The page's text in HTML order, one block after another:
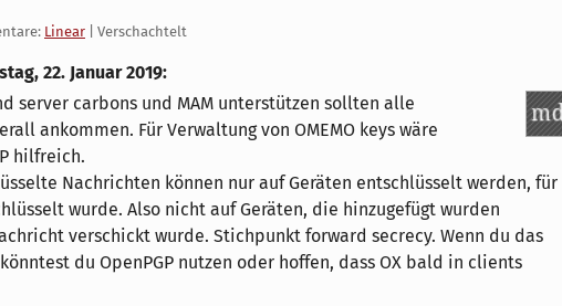
Linear | Verschachtelt
22. Januar 2019:
server carbons und MAM unterstützen sollten alle
ankommen. Für Verwaltung von OMEMO keys wäre
hilfreich.
Nachrichten können nur auf Geräten entschlüsselt werden, für
wurde. Also nicht auf Geräten, die hinzugefügt wurden
verschickt wurde. Stichpunkt forward secrecy. Wenn du das
du OpenPGP nutzen oder hoffen, dass OX bald in clients